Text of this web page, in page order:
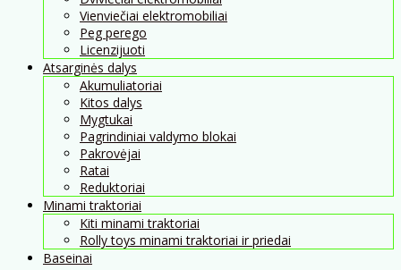
Vienviečiai elektromobiliai
Peg perego
Licenzijuoti
Atsarginės dalys
Akumuliatoriai
Kitos dalys
Mygtukai
Pagrindiniai valdymo blokai
Pakrovėjai
Ratai
Reduktoriai
Minami traktoriai
Kiti minami traktoriai
Rolly toys minami traktoriai ir priedai
Baseinai